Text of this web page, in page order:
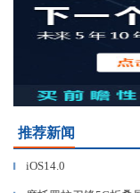
推荐新闻
▎ iOS14.0